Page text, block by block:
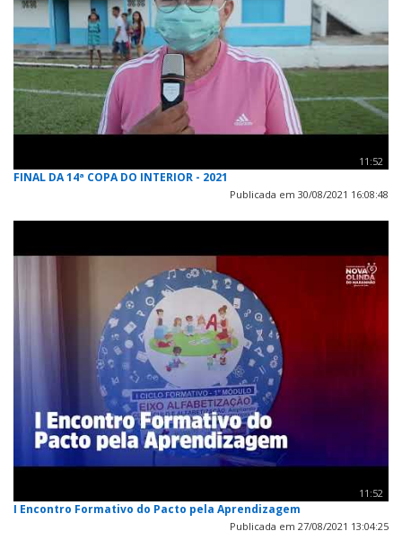
11:52
FINAL DA 14ª COPA DO INTERIOR - 2021
Publicada em 30/08/2021 16:08:48
11:52
I Encontro Formativo do Pacto pela Aprendizagem
Publicada em 27/08/2021 13:04:25